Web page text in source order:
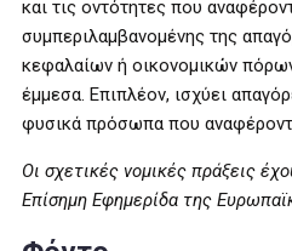
και τις οντότητες που
συμπεριλαμβανομένης της
κεφαλαίων ή οικονομικών
έμμεσα. Επιπλέον, ισχύει
φυσικά πρόσωπα που
Οι σχετικές νομικές πράξεις
Επίσημη Εφημερίδα της